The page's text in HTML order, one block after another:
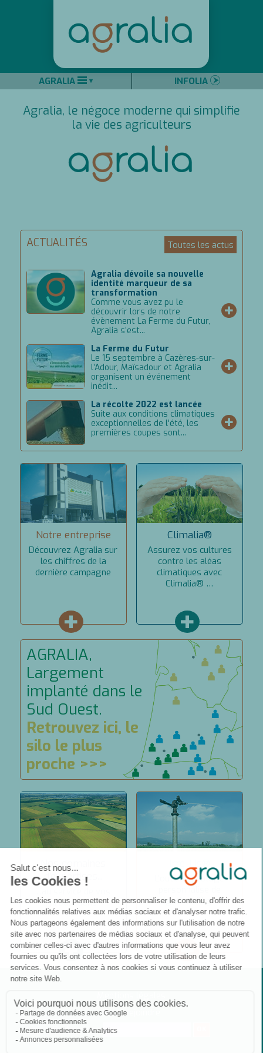
AGRALIA INFOLIA
Agralia, le négoce moderne qui simplifie
la vie des agriculteurs
ACTUALITÉS Toutes les actus
Agralia dévoile sa nouvelle
identité marqueur de sa
transformation
+
Comme vous avez pu le
découvrir lors de notre
évènement La Ferme du Futur,
Agralia s’est...
La Ferme du Futur
+
Le 15 septembre à Cazères-sur-
l’Adour, Maïsadour et Agralia
organisent un événement
inédit...
La récolte 2022 est lancée
+
Suite aux conditions climatiques
exceptionnelles de l'été, les
premières coupes sont...
Notre entreprise
Découvrez Agralia sur
les chiffres de la
dernière campagne
+
Climalia®
Assurez vos cultures
contre les aléas
climatiques avec
Climalia® …
+
AGRALIA,
Largement
implanté dans le
Sud Ouest.
Retrouvez ici, le
silo le plus
proche >>>
Nos domaines
d’expertises...
productions
+
L’outil de pilotage
personnalisé de
l’irrigation d'Agralia
+
Nous rejoindre
Rechercher